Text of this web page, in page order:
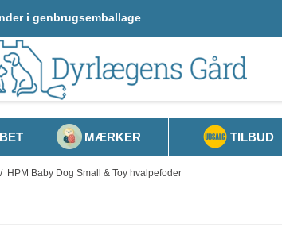
i genbrugsemballage
MÆRKER TILBUD
/ HPM Baby Dog Small & Toy hvalpefoder